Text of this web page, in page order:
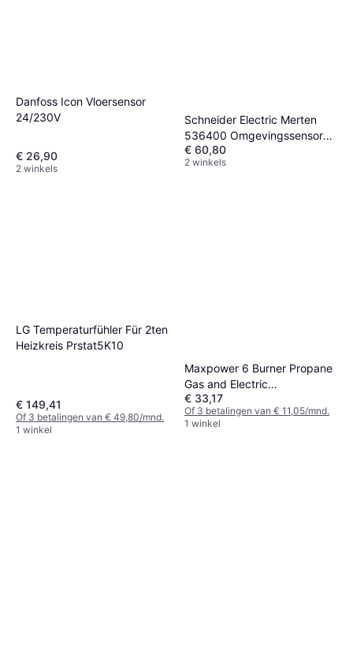
Danfoss Icon Vloersensor
24/230V
€ 26,90
2 winkels
Schneider Electric Merten
536400 Omgevingssensor
Verwarmingsaccessoires
€ 60,80
2 winkels
LG Temperaturfühler Für 2ten
Heizkreis Prstat5K10
€ 149,41
Of 3 betalingen van € 49,80/mnd.
1 winkel
Maxpower 6 Burner Propane
Gas and Electric
Freestanding BBQ Oven Grill
€ 33,17
Of 3 betalingen van € 11,05/mnd.
1 winkel